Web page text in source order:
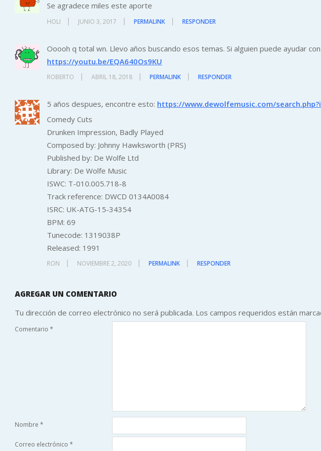
Se agradece miles este aporte
HOLI JUNIO 3, 2017 PERMALINK RESPONDER
Ooooh q total wn. Llevo años buscando esos temas. Si alguien puede ayudar
https://youtu.be/EQA640Os9KU
ROBERTO ABRIL 18, 2018 PERMALINK RESPONDER
5 años despues, encontre esto: https://www.dewolfemusic.com/
Comedy Cuts
Drunken Impression, Badly Played
Composed by: Johnny Hawksworth (PRS)
Published by: De Wolfe Ltd
Library: De Wolfe Music
ISWC: T-010.005.718-8
Track reference: DWCD 0134A0084
ISRC: UK-ATG-15-34354
BPM: 69
Tunecode: 1319038P
Released: 1991
RON NOVIEMBRE 2, 2020 PERMALINK RESPONDER
AGREGAR UN COMENTARIO
Tu dirección de correo electrónico no será publicada. Los campos requeridos están
Comentario *
Nombre *
Correo electrónico *